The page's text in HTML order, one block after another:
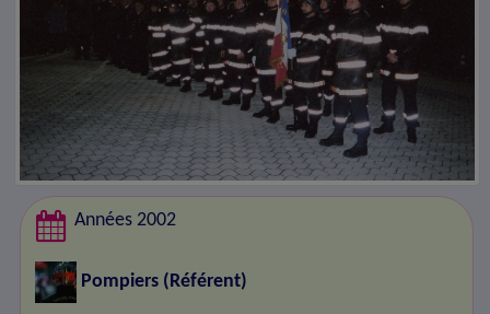
Années 2002
Pompiers (Référent)